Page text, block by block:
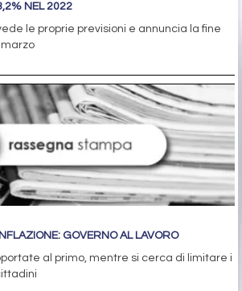
NEL 2022
le proprie previsioni e annuncia la fine
GOVERNO AL LAVORO
al primo, mentre si cerca di limitare i